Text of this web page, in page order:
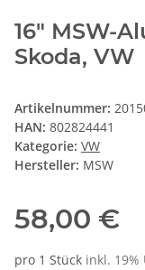
16" MSW-
Skoda, VW
Artikelnummer:
HAN: 802824441
Kategorie: VW
Hersteller: MSW
58,00 €
pro 1 Stück inkl. 19%